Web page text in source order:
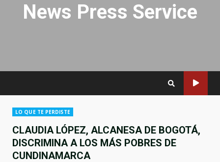
News Press Service
LO QUE TE PERDISTE
CLAUDIA LÓPEZ, ALCANESA DE BOGOTÁ,
DISCRIMINA A LOS MÁS POBRES DE
CUNDINAMARCA